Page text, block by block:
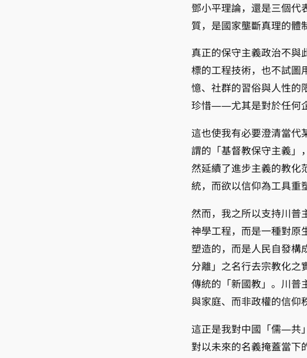
鄧小平理論，還是三個代
質，是國家壟斷真理的
真正的保守主義政治不與
標的工程技術，也不試圖
憶、社群的習俗與人性的
珍惜——尤其是對於任何
這也使我有必要澄清當代
謂的「基督教保守主義」
然延續了進步主義的教化
統，而欲以信仰為工具重
然而，我之所以支持川普
神學工程，而是一種對原
塑造的，而是人民自發構
分離」之名行去宗教化之
傳統的「新國教」。川普
與家庭、而非政權的信仰
這正是我對中國「儒—共
對以未來的名義掩蓋當下